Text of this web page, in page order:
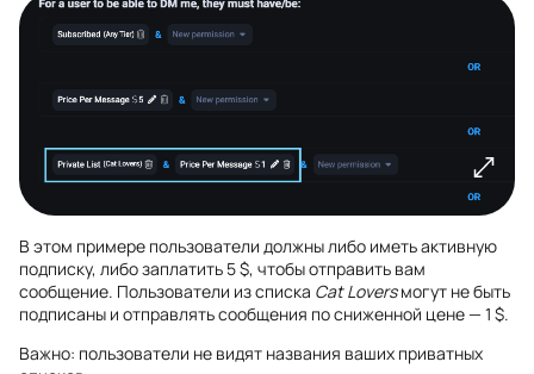
В этом примере пользователи должны либо иметь активную
подписку, либо заплатить 5 $, чтобы отправить вам
сообщение. Пользователи из списка Cat Loversмогут не быть
подписаны и отправлять сообщения по сниженной цене — 1 $.
Важно: пользователи не видят названия ваших приватных